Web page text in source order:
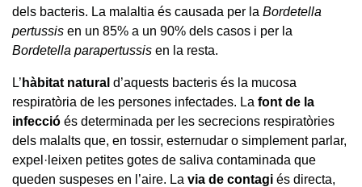
dels bacteris. La malaltia és causada per la Bordetella
pertussis en un 85% a un 90% dels casos i per la
Bordetella parapertussis en la resta.
L’ hàbitat natural d’aquests bacteris és la mucosa
respiratòria de les persones infectades. La font de la
infecció és determinada per les secrecions respiratòries
dels malalts que, en tossir, esternudar o simplement parlar,
expel·leixen petites gotes de saliva contaminada que
queden suspeses en l’aire. La via de contagi és directa,